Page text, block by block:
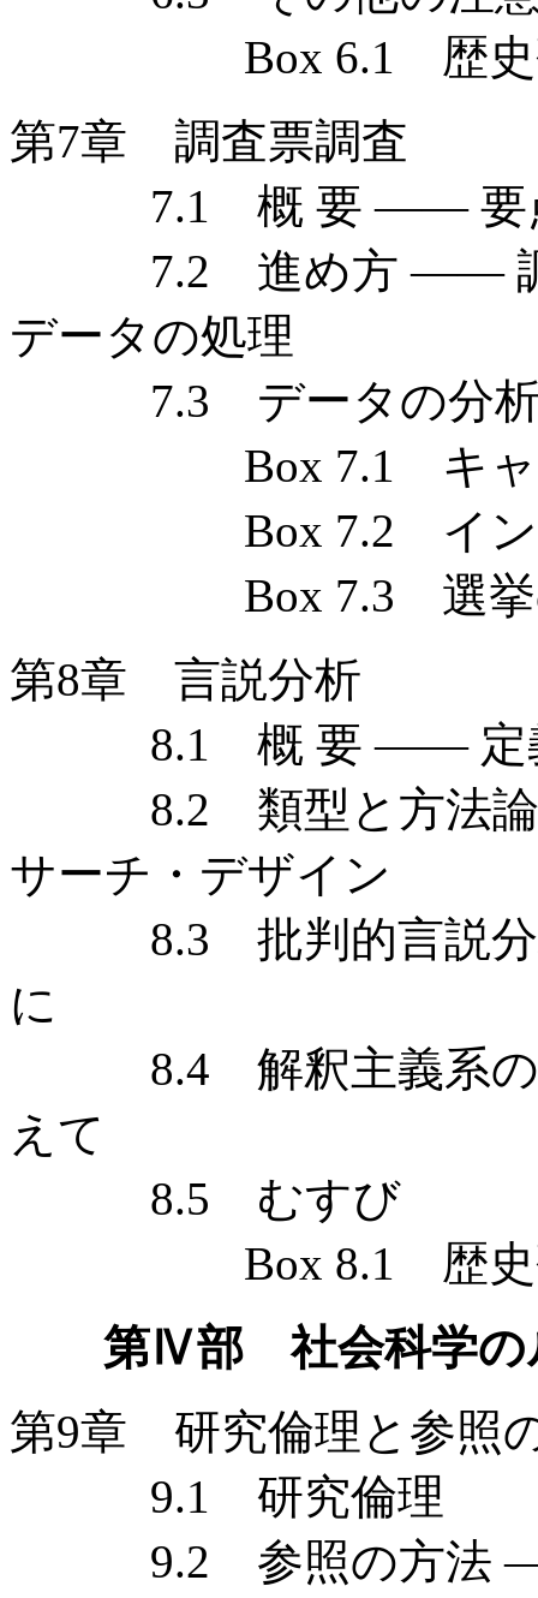
Box 6.1 歴史研究
第7章 調査票調査
7.1 概 要 —— 要点
7.2 進め方 —— 調査
データの処理
7.3 データの分析
Box 7.1 キャリ
Box 7.2 インタ
Box 7.3 選挙の
第8章 言説分析
8.1 概 要 —— 定義
8.2 類型と方法論
サーチ・デザイン
8.3 批判的言説分
に
8.4 解釈主義系の
えて
8.5 むすび
Box 8.1 歴史研究
第Ⅳ部 社会科学の
第9章 研究倫理と参照
9.1 研究倫理
9.2 参照の方法